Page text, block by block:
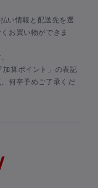
い情報と配送先を選
お買い物ができま
算ポイント」の表記
何卒予めご了承くだ